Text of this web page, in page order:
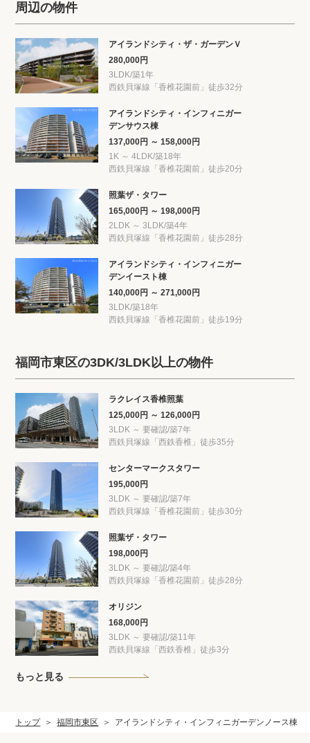
周辺の物件
アイランドシティ・ザ・ガーデンＶ
280,000円
3LDK/築1年
西鉄貝塚線「香椎花園前」徒歩32分
アイランドシティ・インフィニガー
デンサウス棟
137,000円 ～ 158,000円
1K ～ 4LDK/築18年
西鉄貝塚線「香椎花園前」徒歩20分
照葉ザ・タワー
165,000円 ～ 198,000円
2LDK ～ 3LDK/築4年
西鉄貝塚線「香椎花園前」徒歩28分
アイランドシティ・インフィニガー
デンイースト棟
140,000円 ～ 271,000円
3LDK/築18年
西鉄貝塚線「香椎花園前」徒歩19分
福岡市東区の3DK/3LDK以上の物件
ラクレイス香椎照葉
125,000円 ～ 126,000円
3LDK ～ 要確認/築7年
西鉄貝塚線「西鉄香椎」徒歩35分
センターマークスタワー
195,000円
3LDK ～ 要確認/築7年
西鉄貝塚線「香椎花園前」徒歩30分
照葉ザ・タワー
198,000円
3LDK ～ 要確認/築4年
西鉄貝塚線「香椎花園前」徒歩28分
オリジン
168,000円
3LDK ～ 要確認/築11年
西鉄貝塚線「西鉄香椎」徒歩3分
もっと見る
トップ 福岡市東区 アイランドシティ・インフィニガーデンノース棟